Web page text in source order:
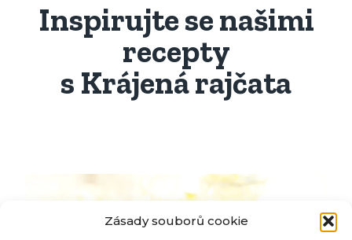
Zásady souborů cookie
Inspirujte se našimi
recepty
s Krájená rajčata